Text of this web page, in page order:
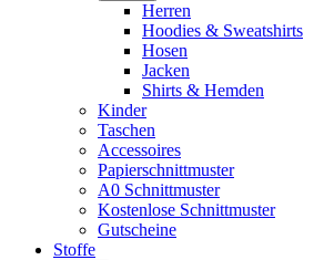
Herren
Hoodies & Sweatshirts
Hosen
Jacken
Shirts & Hemden
Kinder
Taschen
Accessoires
Papierschnittmuster
A0 Schnittmuster
Kostenlose Schnittmuster
Gutscheine
Stoffe